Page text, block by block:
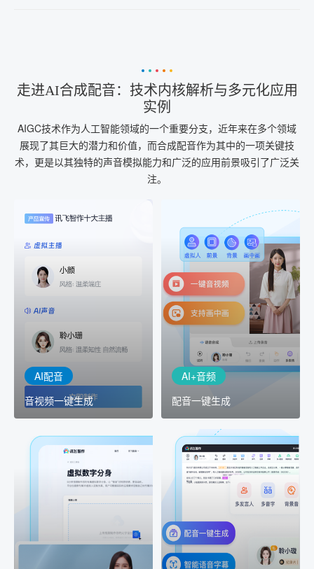
走进AI合成配音：技术内核解析与多元化应用
实例
AIGC技术作为人工智能领域的一个重要分支，近年来在多个领域
展现了其巨大的潜力和价值，而合成配音作为其中的一项关键技
术，更是以其独特的声音模拟能力和广泛的应用前景吸引了广泛关
注。
AI配音
音视频一键生成
AI配音
音视频一键生成
室"中输入文本或录音，一
出
AI+音频
配音一键生成
AI+音频
配音一键生成
AI+音频：基于全球领先的
TTS能力打造的AI音频制作
工具，输入文本、选择发
音人即可一键生成专业音
AI+创意
精品声音复刻
AI+创意：AIGC 能力集中
展示窗口，体验 AIGC 给
生活和生产带来的改变
讯飞智作：让每一个内容
创作者高效生产灵活定制